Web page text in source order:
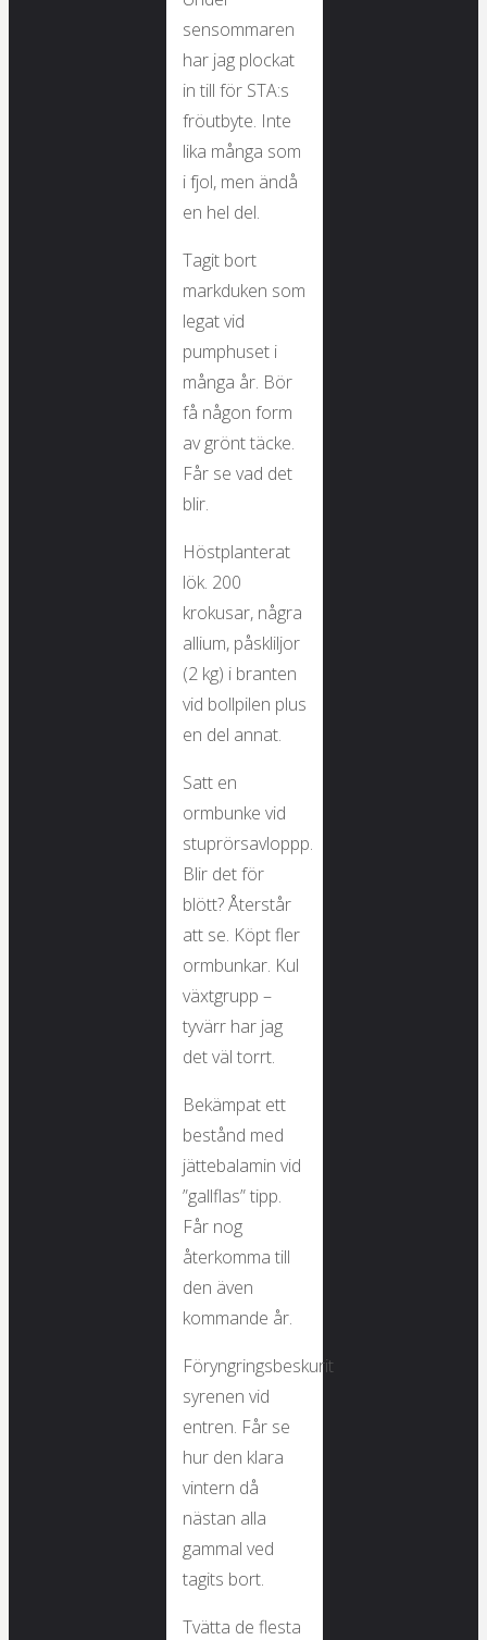
sensommaren
har jag plockat
in till för STA:s
fröutbyte. Inte
lika många som
i fjol, men ändå
en hel del.
Tagit bort
markduken som
legat vid
pumphuset i
många år. Bör
få någon form
av grönt täcke.
Får se vad det
blir.
Höstplanterat
lök. 200
krokusar, några
allium, påskliljor
(2 kg) i branten
vid bollpilen plus
en del annat.
Satt en
ormbunke vid
stuprörsavloppp.
Blir det för
blött? Återstår
att se. Köpt fler
ormbunkar. Kul
växtgrupp –
tyvärr har jag
det väl torrt.
Bekämpat ett
bestånd med
jättebalamin vid
”gallflas” tipp.
Får nog
återkomma till
den även
kommande år.
Föryngringsbeskurit
syrenen vid
entren. Får se
hur den klara
vintern då
nästan alla
gammal ved
tagits bort.
Tvätta de flesta